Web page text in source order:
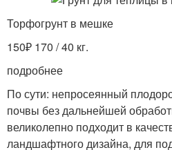
Торфогрунт в мешке
150₽ 170 / 40 кг.
подробнее
По сути: непросеянный
почвы без дальнейшей
великолепно подходит в
ландшафтного дизайна, для